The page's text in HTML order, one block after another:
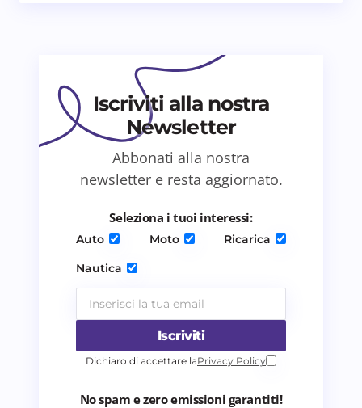
Salva il mio nome e email in questo browser
per il prossimo commento.
Invia commento
Iscriviti alla nostra
Newsletter
Abbonati alla nostra
newsletter e resta aggiornato.
Seleziona i tuoi interessi:
Auto Moto
Ricarica
Nautica
Iscriviti
Dichiaro di accettare laPrivacy Policy
No spam e zero emissioni garantiti!